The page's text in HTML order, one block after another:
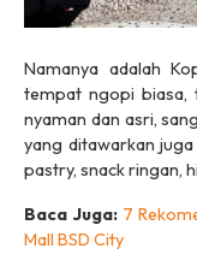
Namanya adalah
tempat ngopi biasa,
nyaman dan asri,
yang ditawarkan
pastry, snack ringan,
Baca Juga: 7
Mall BSD City